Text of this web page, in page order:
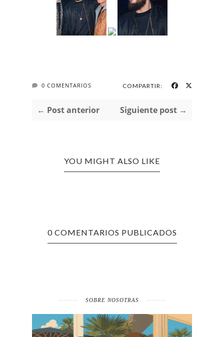
0 COMENTARIOS COMPARTIR:
← Post anterior Siguiente post →
YOU MIGHT ALSO LIKE
0 COMENTARIOS PUBLICADOS
SOBRE NOSOTRAS